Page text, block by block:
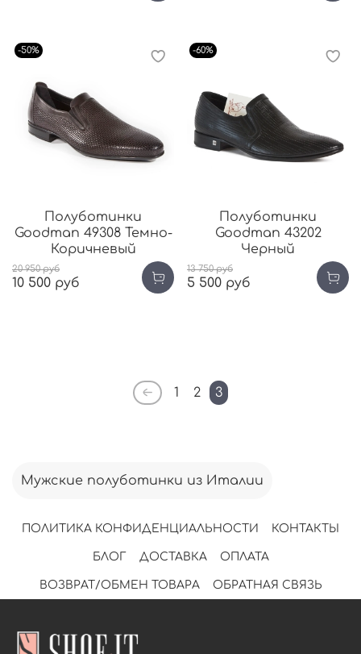
-50%
Полуботинки
Goodman 49308 Темно-
Коричневый
20 950 руб
10 500 руб
-60%
Полуботинки
Goodman 43202
Черный
13 750 руб
5 500 руб
1 2 3
Мужские полуботинки из Италии
ПОЛИТИКА КОНФИДЕНЦИАЛЬНОСТИ КОНТАКТЫ
БЛОГ ДОСТАВКА ОПЛАТА
ВОЗВРАТ/ОБМЕН ТОВАРА ОБРАТНАЯ СВЯЗЬ